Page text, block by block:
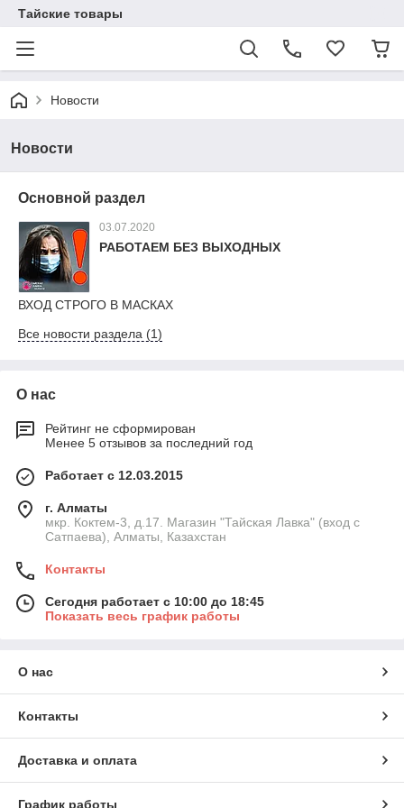
Тайские товары
Новости
Новости
Основной раздел
03.07.2020
РАБОТАЕМ БЕЗ ВЫХОДНЫХ
ВХОД СТРОГО В МАСКАХ
Все новости раздела (1)
О нас
Рейтинг не сформирован
Менее 5 отзывов за последний год
Работает с 12.03.2015
г. Алматы
мкр. Коктем-3, д.17. Магазин "Тайская Лавка" (вход с
Сатпаева), Алматы, Казахстан
Контакты
Сегодня работает с 10:00 до 18:45
Показать весь график работы
О нас
Контакты
Доставка и оплата
График работы